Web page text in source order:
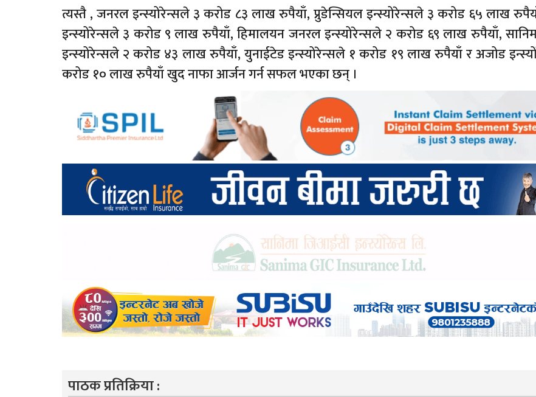
त्यस्तै , जनरल इन्स्योरेन्सले ३ करोड ८३ लाख रुपैयाँ, प्रुडेन्सियल इन्स्योरेन्सले ३ करोड ६५ लाख
इन्स्योरेन्सले ३ करोड ९ लाख रुपैयाँ, हिमालयन जनरल इन्स्योरेन्सले २ करोड ६९ लाख रुपैयाँ,
इन्स्योरेन्सले २ करोड ४३ लाख रुपैयाँ, युनाईटेड इन्स्योरेन्सले १ करोड १९ लाख रुपैयाँ र अजोड
करोड १० लाख रुपैयाँ खुद नाफा आर्जन गर्न सफल भएका छन् ।
पाठक प्रतिक्रिया :